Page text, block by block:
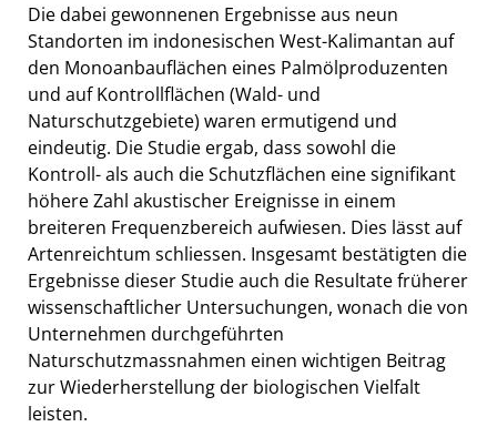
Die dabei gewonnenen Ergebnisse aus neun
Standorten im indonesischen West-Kalimantan auf
den Monoanbauflächen eines Palmölproduzenten
und auf Kontrollflächen (Wald- und
Naturschutzgebiete) waren ermutigend und
eindeutig. Die Studie ergab, dass sowohl die
Kontroll- als auch die Schutzflächen eine signifikant
höhere Zahl akustischer Ereignisse in einem
breiteren Frequenzbereich aufwiesen. Dies lässt auf
Artenreichtum schliessen. Insgesamt bestätigten die
Ergebnisse dieser Studie auch die Resultate früherer
wissenschaftlicher Untersuchungen, wonach die von
Unternehmen durchgeführten
Naturschutzmassnahmen einen wichtigen Beitrag
zur Wiederherstellung der biologischen Vielfalt
leisten.